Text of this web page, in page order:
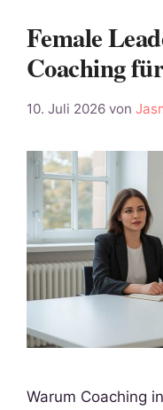
Female
Coaching
10. Juli 2026 von
Warum Coaching